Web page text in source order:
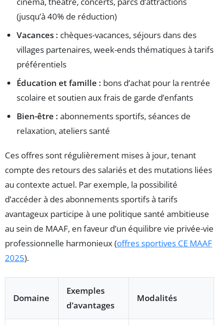
(jusqu’à 40% de réduction)
Vacances : chèques-vacances, séjours dans des
villages partenaires, week-ends thématiques à tarifs
préférentiels
Éducation et famille : bons d’achat pour la rentrée
scolaire et soutien aux frais de garde d’enfants
Bien-être : abonnements sportifs, séances de
relaxation, ateliers santé
Ces offres sont régulièrement mises à jour, tenant
compte des retours des salariés et des mutations liées
au contexte actuel. Par exemple, la possibilité
d’accéder à des abonnements sportifs à tarifs
avantageux participe à une politique santé ambitieuse
au sein de MAAF, en faveur d’un équilibre vie privée-vie
professionnelle harmonieux (offres sportives CE MAAF
2025).
Domaine
Exemples
d’avantages
Modalités